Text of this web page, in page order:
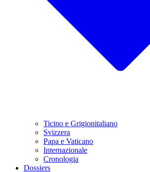
Ticino e Grigionitaliano
Svizzera
Papa e Vaticano
Internazionale
Cronologia
Dossiers